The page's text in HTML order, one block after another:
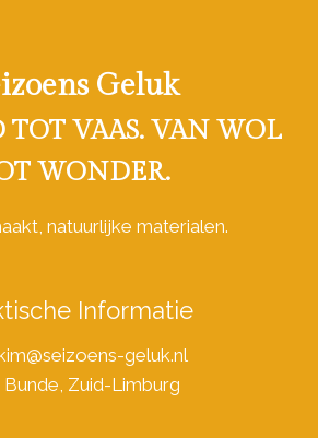
Geluk
VAAS. VAN WOL
WONDER.
natuurlijke materialen.
Informatie
geluk.nl
Bunde, Zuid-Limburg